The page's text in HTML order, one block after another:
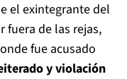
el exintegrante del
fuera de las rejas,
fue acusado
y violación